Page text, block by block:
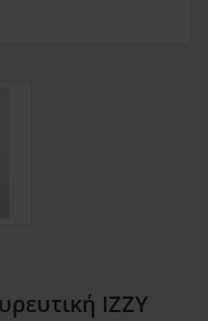
ΙΖΖΥ